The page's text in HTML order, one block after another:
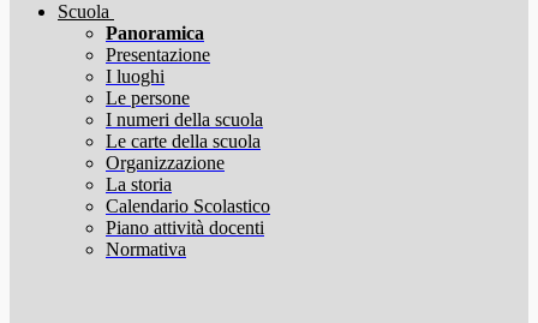
Scuola
Panoramica
Presentazione
I luoghi
Le persone
I numeri della scuola
Le carte della scuola
Organizzazione
La storia
Calendario Scolastico
Piano attività docenti
Normativa